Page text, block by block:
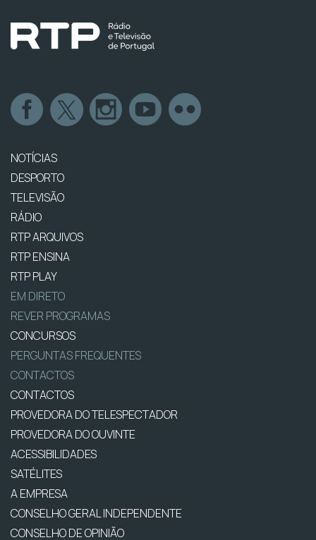
NOTÍCIAS
DESPORTO
TELEVISÃO
RÁDIO
RTP ARQUIVOS
RTP ENSINA
RTP PLAY
EM DIRETO
REVER PROGRAMAS
CONCURSOS
PERGUNTAS FREQUENTES
CONTACTOS
CONTACTOS
PROVEDORA DO TELESPECTADOR
PROVEDORA DO OUVINTE
ACESSIBILIDADES
SATÉLITES
A EMPRESA
CONSELHO GERAL INDEPENDENTE
CONSELHO DE OPINIÃO